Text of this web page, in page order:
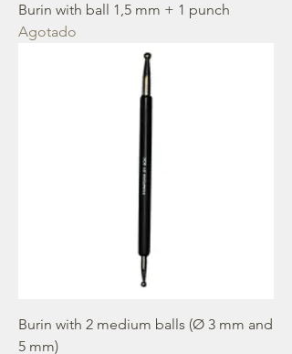
Burin with ball 1,5 mm + 1 punch
Agotado
Burin with 2 medium balls (Ø 3 mm and
5 mm)